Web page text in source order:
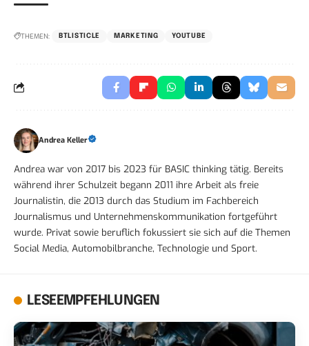
THEMEN: BTLISTICLE MARKETING YOUTUBE
Andrea Keller
Andrea war von 2017 bis 2023 für BASIC thinking tätig. Bereits
während ihrer Schulzeit begann 2011 ihre Arbeit als freie
Journalistin, die 2013 durch das Studium im Fachbereich
Journalismus und Unternehmenskommunikation fortgeführt
wurde. Privat sowie beruflich fokussiert sie sich auf die Themen
Social Media, Automobilbranche, Technologie und Sport.
LESEEMPFEHLUNGEN